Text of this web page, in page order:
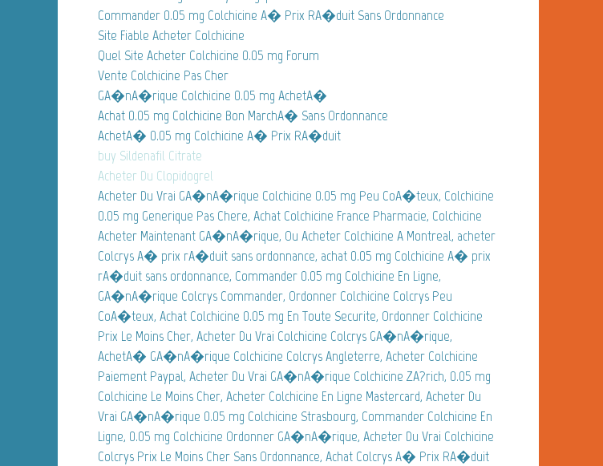
Commander 0.05 mg Colchicine A� Prix RA�duit Sans Ordonnance
Site Fiable Acheter Colchicine
Quel Site Acheter Colchicine 0.05 mg Forum
Vente Colchicine Pas Cher
GA�nA�rique Colchicine 0.05 mg AchetA�
Achat 0.05 mg Colchicine Bon MarchA� Sans Ordonnance
AchetA� 0.05 mg Colchicine A� Prix RA�duit
buy Sildenafil Citrate
Acheter Du Clopidogrel
Acheter Du Vrai GA�nA�rique Colchicine 0.05 mg Peu CoA�teux, Colchicine
0.05 mg Generique Pas Chere, Achat Colchicine France Pharmacie, Colchicine
Acheter Maintenant GA�nA�rique, Ou Acheter Colchicine A Montreal, acheter
Colcrys A� prix rA�duit sans ordonnance, achat 0.05 mg Colchicine A� prix
rA�duit sans ordonnance, Commander 0.05 mg Colchicine En Ligne,
GA�nA�rique Colcrys Commander, Ordonner Colchicine Colcrys Peu
CoA�teux, Achat Colchicine 0.05 mg En Toute Securite, Ordonner Colchicine
Prix Le Moins Cher, Acheter Du Vrai Colchicine Colcrys GA�nA�rique,
AchetA� GA�nA�rique Colchicine Colcrys Angleterre, Acheter Colchicine
Paiement Paypal, Acheter Du Vrai GA�nA�rique Colchicine ZA?rich, 0.05 mg
Colchicine Le Moins Cher, Acheter Colchicine En Ligne Mastercard, Acheter Du
Vrai GA�nA�rique 0.05 mg Colchicine Strasbourg, Commander Colchicine En
Ligne, 0.05 mg Colchicine Ordonner GA�nA�rique, Acheter Du Vrai Colchicine
Colcrys Prix Le Moins Cher Sans Ordonnance, Achat Colcrys A� Prix RA�duit